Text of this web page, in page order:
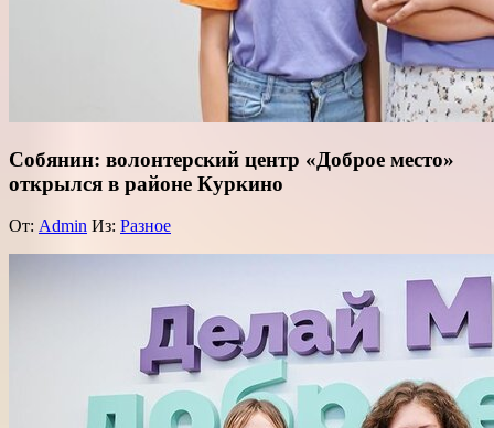
Собянин: волонтерский центр «Доброе место»
открылся в районе Куркино
От: Admin Из: Разное